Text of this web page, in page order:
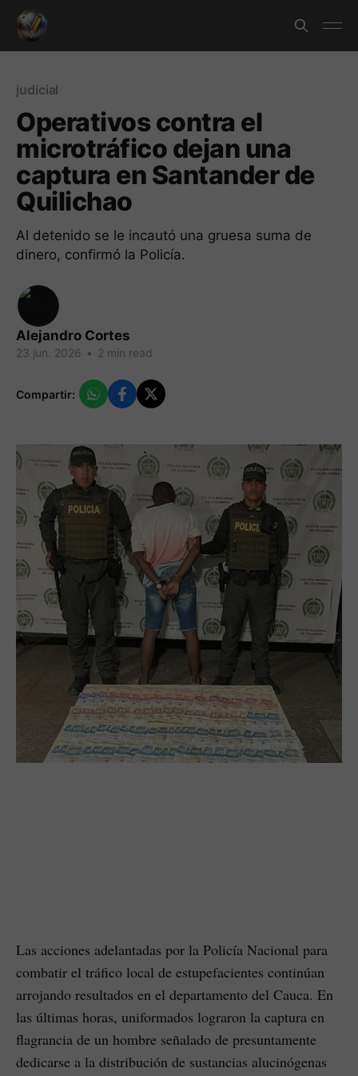
judicial
Operativos contra el
microtráfico dejan una
captura en Santander de
Quilichao
Al detenido se le incautó una gruesa suma de
dinero, confirmó la Policía.
Alejandro Cortes
23 jun. 2026 • 2 min read
Compartir:
Las acciones adelantadas por la Policía Nacional para
combatir el tráfico local de estupefacientes continúan
arrojando resultados en el departamento del Cauca. En
las últimas horas, uniformados lograron la captura en
flagrancia de un hombre señalado de presuntamente
dedicarse a la distribución de sustancias alucinógenas